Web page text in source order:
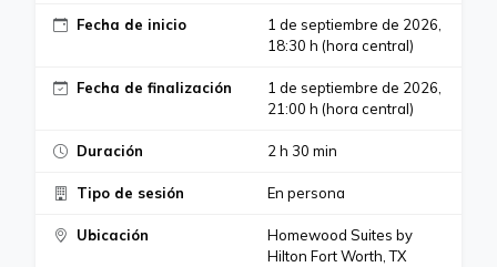
Fecha de inicio
1 de septiembre de 2026,
18:30 h (hora central)
Fecha de finalización
1 de septiembre de 2026,
21:00 h (hora central)
Duración 2 h 30 min
Tipo de sesión En persona
Ubicación
Homewood Suites by
Hilton Fort Worth, TX